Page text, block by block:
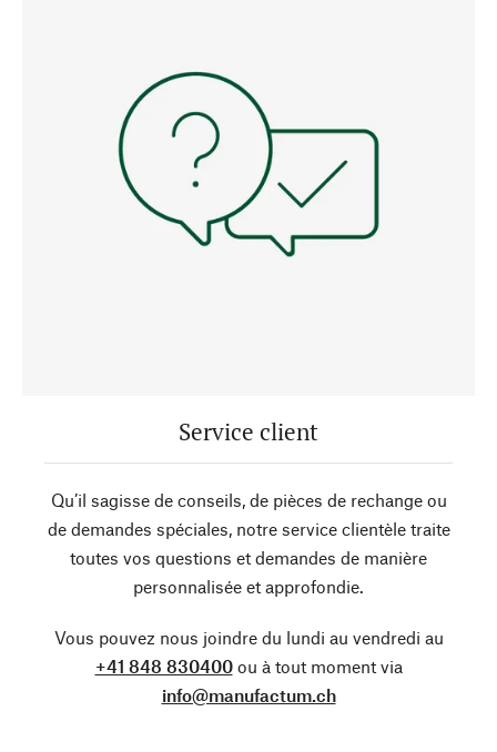
Service client
Qu’il sagisse de conseils, de pièces de rechange ou
de demandes spéciales, notre service clientèle traite
toutes vos questions et demandes de manière
personnalisée et approfondie.
Vous pouvez nous joindre du lundi au vendredi au
+41 848 830400ou à tout moment via
info@manufactum.ch